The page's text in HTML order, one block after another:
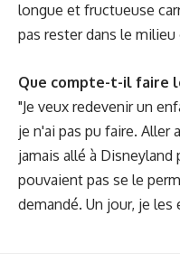
longue et fructueuse
pas rester dans le
Que compte-t-il faire
"Je veux redevenir un
je n'ai pas pu faire. Aller
jamais allé à Disneyland
pouvaient pas se le
demandé. Un jour, je